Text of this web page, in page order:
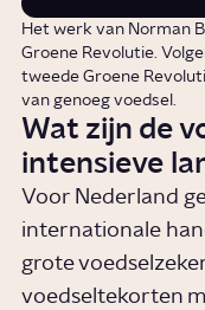
Het werk van Norman
Groene Revolutie.
tweede Groene
van genoeg voedsel.
Wat zijn de
intensieve
Voor Nederland
internationale
grote
voedseltekorten